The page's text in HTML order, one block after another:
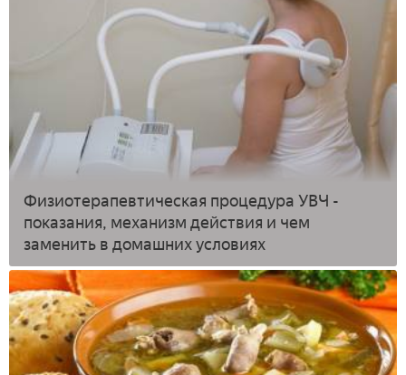
Физиотерапевтическая процедура УВЧ -
показания, механизм действия и чем
заменить в домашних условиях